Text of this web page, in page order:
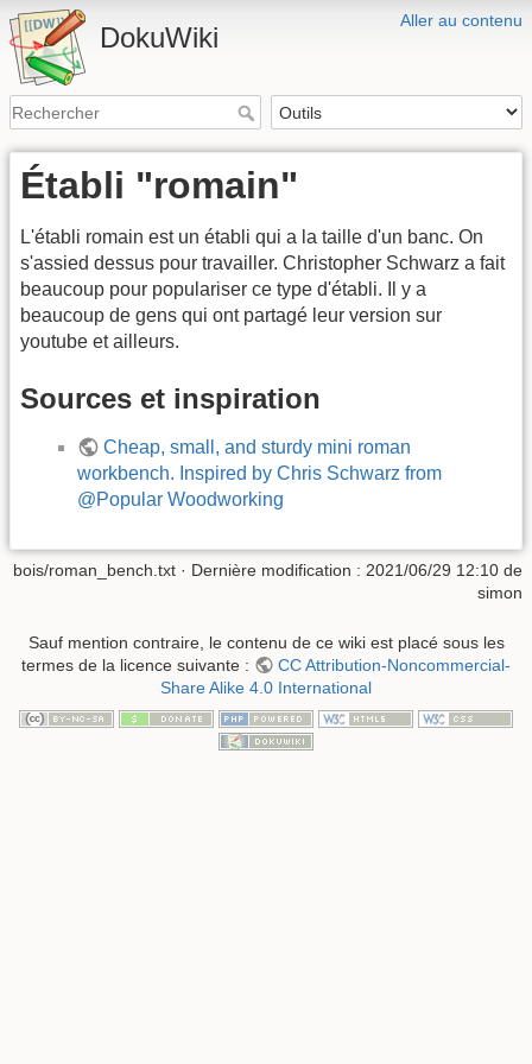
Aller au contenu
DokuWiki
Établi "romain"
L'établi romain est un établi qui a la taille d'un banc. On
s'assied dessus pour travailler. Christopher Schwarz a fait
beaucoup pour populariser ce type d'établi. Il y a
beaucoup de gens qui ont partagé leur version sur
youtube et ailleurs.
Sources et inspiration
Cheap, small, and sturdy mini roman
workbench. Inspired by Chris Schwarz from
@Popular Woodworking
bois/roman_bench.txt · Dernière modification : 2021/06/29 12:10 de
simon
Sauf mention contraire, le contenu de ce wiki est placé sous les
termes de la licence suivante :
CC Attribution-Noncommercial-
Share Alike 4.0 International